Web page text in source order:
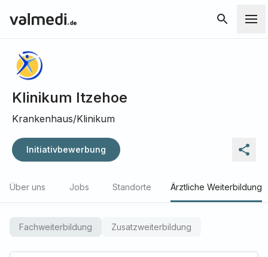
Klinikum Itzehoe
Krankenhaus/Klinikum
Initiativbewerbung
Über uns Jobs Standorte Ärztliche Weiterbildung
Fachweiterbildung Zusatzweiterbildung